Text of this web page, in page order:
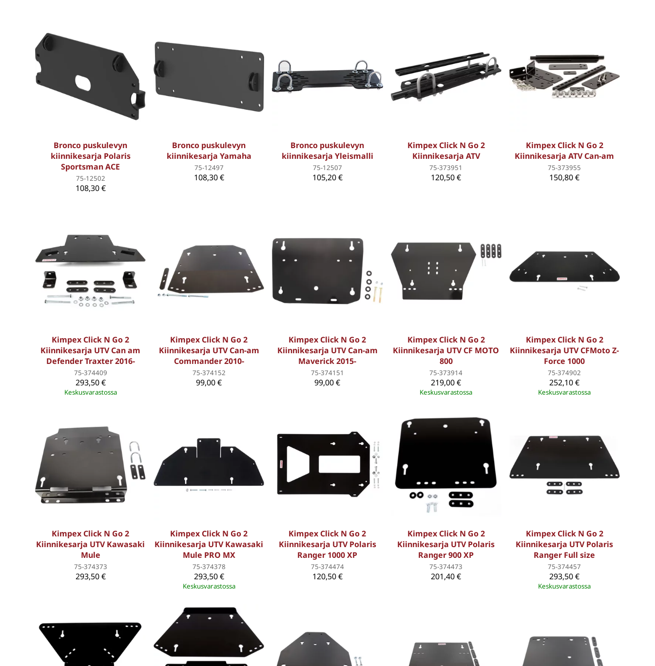
Bronco puskulevyn
kiinnikesarja Polaris
Sportsman ACE
75-12502
108,30 €
Bronco puskulevyn
kiinnikesarja Yamaha
75-12497
108,30 €
Bronco puskulevyn
kiinnikesarja Yleismalli
75-12507
105,20 €
Kimpex Click N Go 2
Kiinnikesarja ATV
75-373951
120,50 €
Kimpex Click N Go 2
Kiinnikesarja ATV Can-am
75-373955
150,80 €
Kimpex Click N Go 2
Kiinnikesarja UTV Can am
Defender Traxter 2016-
75-374409
293,50 €
Keskusvarastossa
Kimpex Click N Go 2
Kiinnikesarja UTV Can-am
Commander 2010-
75-374152
99,00 €
Kimpex Click N Go 2
Kiinnikesarja UTV Can-am
Maverick 2015-
75-374151
99,00 €
Kimpex Click N Go 2
Kiinnikesarja UTV CF MOTO
800
75-373914
219,00 €
Keskusvarastossa
Kimpex Click N Go 2
Kiinnikesarja UTV CFMoto Z-
Force 1000
75-374902
252,10 €
Keskusvarastossa
Kimpex Click N Go 2
Kiinnikesarja UTV Kawasaki
Mule
75-374373
293,50 €
Kimpex Click N Go 2
Kiinnikesarja UTV Kawasaki
Mule PRO MX
75-374378
293,50 €
Keskusvarastossa
Kimpex Click N Go 2
Kiinnikesarja UTV Polaris
Ranger 1000 XP
75-374474
120,50 €
Kimpex Click N Go 2
Kiinnikesarja UTV Polaris
Ranger 900 XP
75-374473
201,40 €
Kimpex Click N Go 2
Kiinnikesarja UTV Polaris
Ranger Full size
75-374457
293,50 €
Keskusvarastossa